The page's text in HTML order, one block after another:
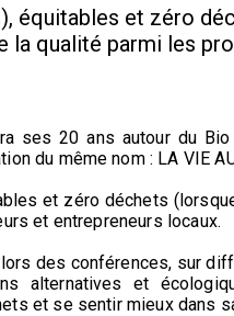
équitables et zéro
la qualité parmi les
ses 20 ans autour du
du même nom : LA VIE
et zéro déchets
et entrepreneurs locaux.
des conférences, sur
alternatives et
et se sentir mieux dans